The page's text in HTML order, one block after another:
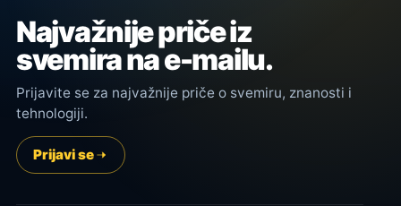
Najvažnije priče iz
svemira na e-mailu.
Prijavite se za najvažnije priče o svemiru, znanosti i
tehnologiji.
Prijavi se